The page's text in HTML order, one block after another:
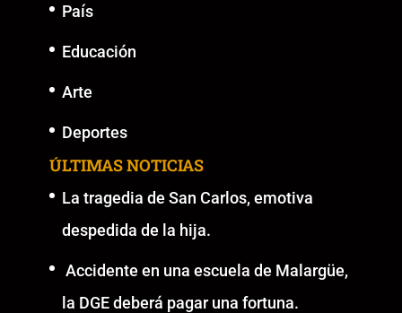
País
Educación
Arte
Deportes
ÚLTIMAS NOTICIAS
La tragedia de San Carlos, emotiva
despedida de la hija.
Accidente en una escuela de Malargüe,
la DGE deberá pagar una fortuna.